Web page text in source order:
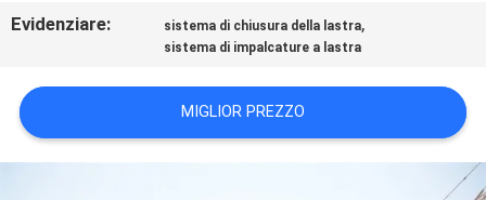
DEL
SITO
PRIVACY
Evidenziare: sistema di chiusura della lastra,
sistema di impalcature a lastra
MIGLIOR PREZZO